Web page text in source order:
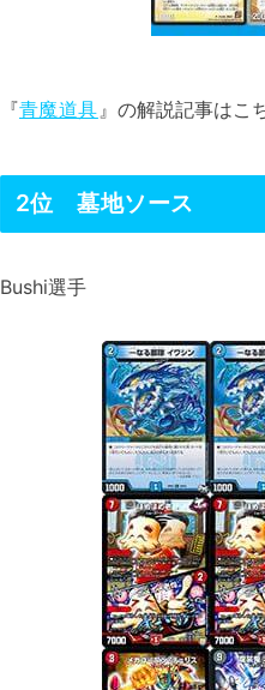
『青魔道具 』の解説記事はこ
2位 墓地ソース
Bushi選手